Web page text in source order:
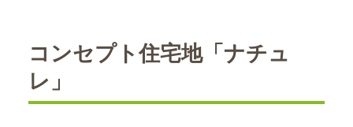
コンセプト住宅地「ナチュ
レ」